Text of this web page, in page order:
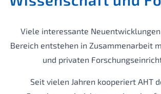
Viele interessante Neuentwicklungen
Bereich entstehen in Zusammenarbeit
und privaten
Seit vielen Jahren kooperiert AHT